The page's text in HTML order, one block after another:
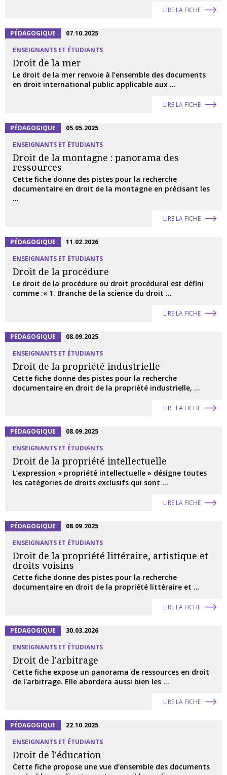
LIRE LA FICHE
PÉDAGOGIQUE
07.10.2025
ENSEIGNANTS ET ÉTUDIANTS
Droit de la mer
Le droit de la mer renvoie à l’ensemble des documents
en droit international public applicable aux ...
LIRE LA FICHE
PÉDAGOGIQUE
05.05.2025
ENSEIGNANTS ET ÉTUDIANTS
Droit de la montagne : panorama des
ressources
Cette fiche donne des pistes pour la recherche
documentaire en droit de la montagne en précisant les
...
LIRE LA FICHE
PÉDAGOGIQUE
11.02.2026
ENSEIGNANTS ET ÉTUDIANTS
Droit de la procédure
Le droit de la procédure ou droit procédural est défini
comme :« 1. Branche de la science du droit ...
LIRE LA FICHE
PÉDAGOGIQUE
08.09.2025
ENSEIGNANTS ET ÉTUDIANTS
Droit de la propriété industrielle
Cette fiche donne des pistes pour la recherche
documentaire en droit de la propriété industrielle, ...
LIRE LA FICHE
PÉDAGOGIQUE
08.09.2025
ENSEIGNANTS ET ÉTUDIANTS
Droit de la propriété intellectuelle
L’expression « propriété intellectuelle » désigne toutes
les catégories de droits exclusifs qui sont ...
LIRE LA FICHE
PÉDAGOGIQUE
08.09.2025
ENSEIGNANTS ET ÉTUDIANTS
Droit de la propriété littéraire, artistique et
droits voisins
Cette fiche donne des pistes pour la recherche
documentaire en droit de la propriété littéraire et ...
LIRE LA FICHE
PÉDAGOGIQUE
30.03.2026
ENSEIGNANTS ET ÉTUDIANTS
Droit de l'arbitrage
Cette fiche expose un panorama de ressources en droit
de l'arbitrage. Elle abordera aussi bien les ...
LIRE LA FICHE
PÉDAGOGIQUE
22.10.2025
ENSEIGNANTS ET ÉTUDIANTS
Droit de l'éducation
Cette fiche propose une vue d'ensemble des documents